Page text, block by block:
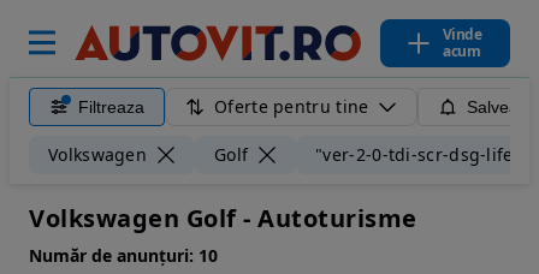
Vinde
acum
Filtreaza Oferte pentru tine
Volkswagen Golf "ver-2-0-tdi-scr-dsg-life"
Volkswagen Golf - Autoturisme
Număr de anunțuri: 10